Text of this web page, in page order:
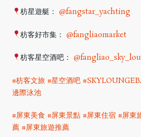
枋星遊艇：@fangstar_yachting
枋客好市集：@fangliaomarket
枋客星空酒吧：
#枋客文旅 #星空酒吧
邊際泳池
#屏東美食 #屏東景點 #屏東住宿 #屏東
薦 #屏東旅遊推薦